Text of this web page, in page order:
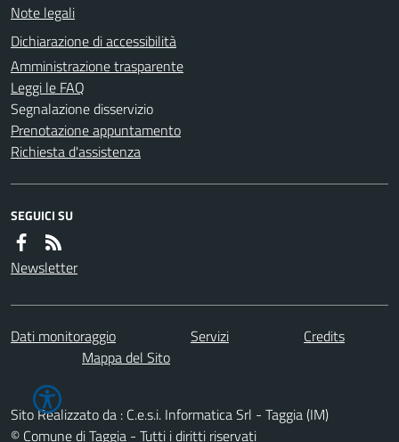
Note legali
Dichiarazione di accessibilità
Amministrazione trasparente
Leggi le FAQ
Segnalazione disservizio
Prenotazione appuntamento
Richiesta d'assistenza
SEGUICI SU
Newsletter
Dati monitoraggio Servizi
Credits
Mappa del Sito
Sito Realizzato da : C.e.s.i. Informatica Srl - Taggia (IM)
© Comune di Taggia - Tutti i diritti riservati